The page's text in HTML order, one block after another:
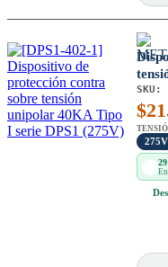
SKU:
$
275V